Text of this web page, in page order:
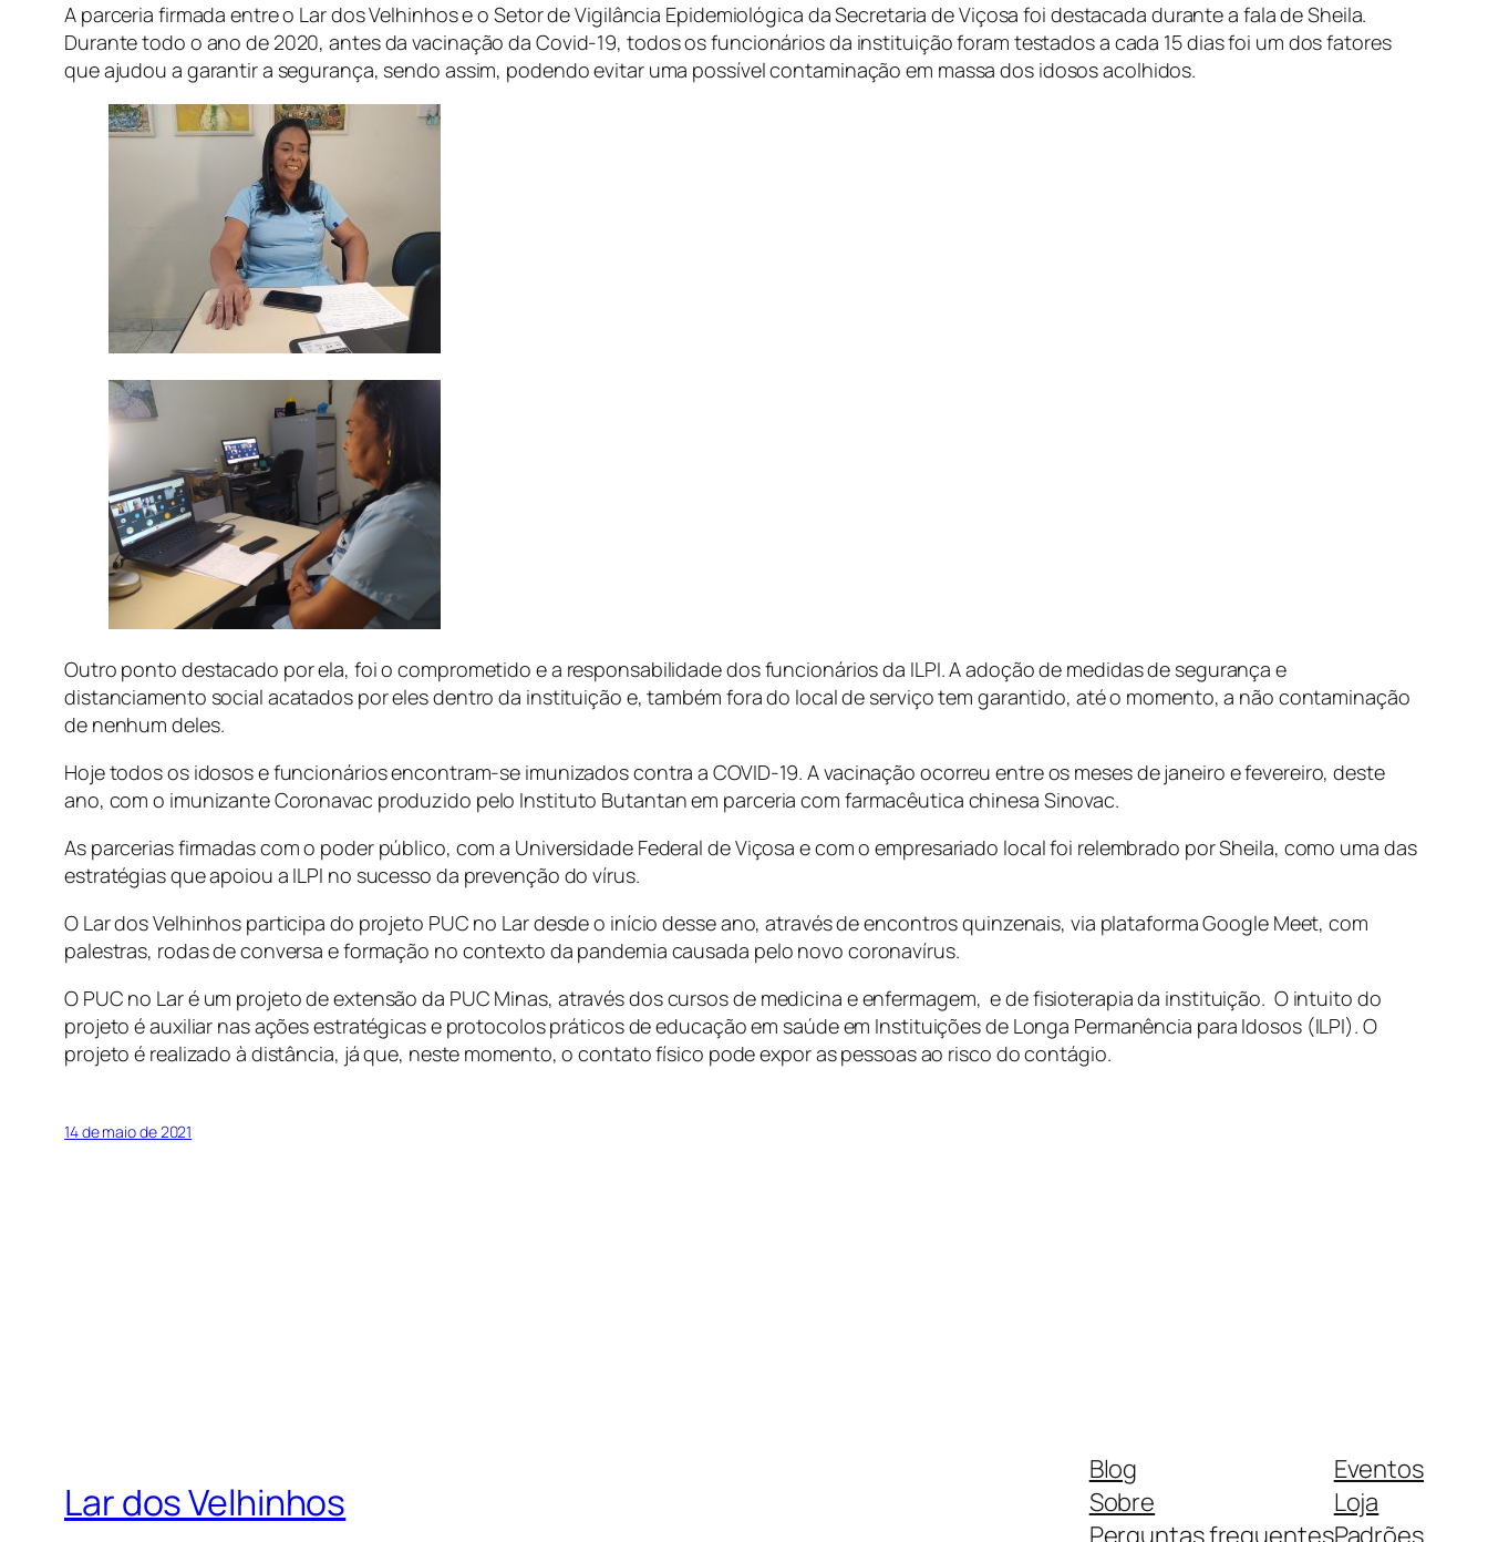
A parceria firmada entre o Lar dos Velhinhos e o Setor de Vigilância Epidemiológica da Secretaria de Viçosa foi destacada durante a fala de Sheila.
Durante todo o ano de 2020, antes da vacinação da Covid-19, todos os funcionários da instituição foram testados a cada 15 dias foi um dos fatores
que ajudou a garantir a segurança, sendo assim, podendo evitar uma possível contaminação em massa dos idosos acolhidos.
Outro ponto destacado por ela, foi o comprometido e a responsabilidade dos funcionários da ILPI. A adoção de medidas de segurança e
distanciamento social acatados por eles dentro da instituição e, também fora do local de serviço tem garantido, até o momento, a não contaminação
de nenhum deles.
Hoje todos os idosos e funcionários encontram-se imunizados contra a COVID-19. A vacinação ocorreu entre os meses de janeiro e fevereiro, deste
ano, com o imunizante Coronavac produzido pelo Instituto Butantan em parceria com farmacêutica chinesa Sinovac.
As parcerias firmadas com o poder público, com a Universidade Federal de Viçosa e com o empresariado local foi relembrado por Sheila, como uma das
estratégias que apoiou a ILPI no sucesso da prevenção do vírus.
O Lar dos Velhinhos participa do projeto PUC no Lar desde o início desse ano, através de encontros quinzenais, via plataforma Google Meet, com
palestras, rodas de conversa e formação no contexto da pandemia causada pelo novo coronavírus.
O PUC no Lar é um projeto de extensão da PUC Minas, através dos cursos de medicina e enfermagem, e de fisioterapia da instituição. O intuito do
projeto é auxiliar nas ações estratégicas e protocolos práticos de educação em saúde em Instituições de Longa Permanência para Idosos (ILPI). O
projeto é realizado à distância, já que, neste momento, o contato físico pode expor as pessoas ao risco do contágio.
14 de maio de 2021
Lar dos Velhinhos
Blog
Sobre
Eventos
Loja